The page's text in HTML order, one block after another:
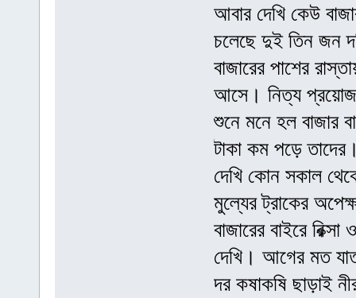
আবার দেখি কেউ
চলেছে দুই তিন জন
বাজারের পাশের
আসে। নিত্য
শুনে মনে হল বাজার
টাকা কম পড়ে
দেখি কোন সকাল
মুল্যের ট্রাকের
বাজারের বাইরে রিক্সা
দেখি। আগের মত
দর কষাকষি ছাড়াই